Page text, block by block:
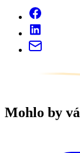
Mohlo by